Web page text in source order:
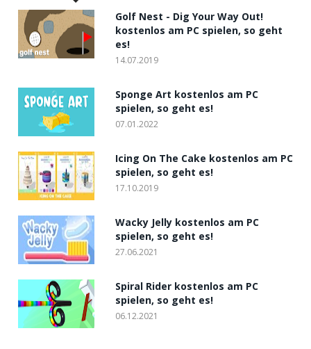
Golf Nest - Dig Your Way Out!
kostenlos am PC spielen, so geht
es!
14.07.2019
Sponge Art kostenlos am PC
spielen, so geht es!
07.01.2022
Icing On The Cake kostenlos am PC
spielen, so geht es!
17.10.2019
Wacky Jelly kostenlos am PC
spielen, so geht es!
27.06.2021
Spiral Rider kostenlos am PC
spielen, so geht es!
06.12.2021